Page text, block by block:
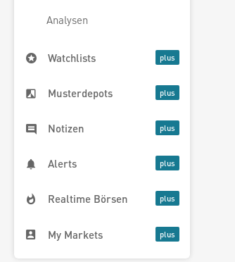
Analysen
Watchlists
Musterdepots
Notizen
Alerts
Realtime Börsen
My Markets